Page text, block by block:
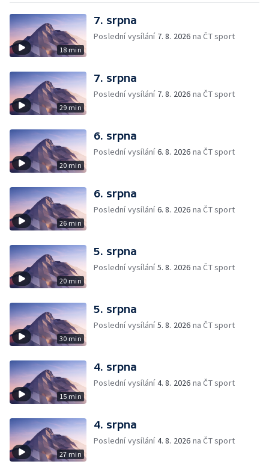
18 min
7. srpna
Poslední vysílání 7. 8. 2026 na ČT sport
29 min
7. srpna
Poslední vysílání 7. 8. 2026 na ČT sport
20 min
6. srpna
Poslední vysílání6. 8. 2026 na ČT sport
26 min
6. srpna
Poslední vysílání6. 8. 2026 na ČT sport
20 min
5. srpna
Poslední vysílání5. 8. 2026 na ČT sport
30 min
5. srpna
Poslední vysílání5. 8. 2026 na ČT sport
15 min
4. srpna
Poslední vysílání4. 8. 2026 na ČT sport
27 min
4. srpna
Poslední vysílání4. 8. 2026 na ČT sport